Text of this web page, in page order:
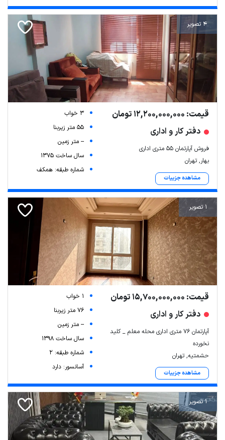
4 تصویر
قیمت: 12,200,000,000 تومان
دفتر کار و اداری
فروش آپارتمان ۵۵ متری اداری
بهار, تهران
مشاهده جزییات
3 خواب
55 متر زیربنا
-- متر زمین
سال ساخت 1375
شماره طبقه: همکف
1 تصویر
قیمت: 15,700,000,000 تومان
دفتر کار و اداری
آپارتمان ۷۶ متری اداری محله معلم _ کلید
نخورده
حشمتیه, تهران
مشاهده جزییات
1 خواب
76 متر زیربنا
-- متر زمین
سال ساخت 1398
شماره طبقه: 2
آسانسور: دارد
1 تصویر